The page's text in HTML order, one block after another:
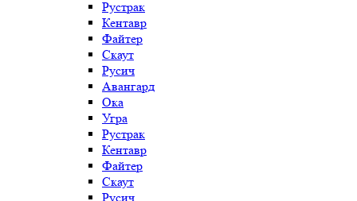
Рустрак
Кентавр
Файтер
Скаут
Русич
Авангард
Ока
Угра
Рустрак
Кентавр
Файтер
Скаут
Русич